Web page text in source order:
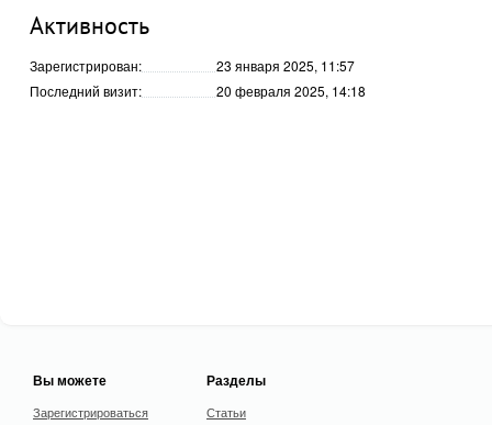
Активность
Зарегистрирован:
23 января 2025, 11:57
Последний визит:
20 февраля 2025, 14:18
Вы можете
Зарегистрироваться
Разделы
Статьи